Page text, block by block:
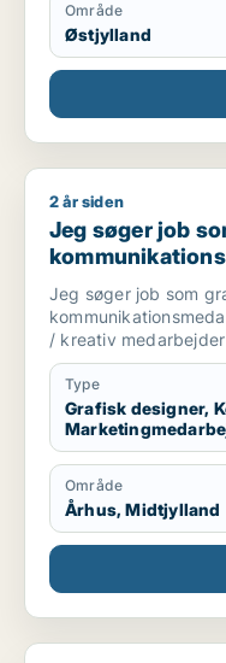
Område
Østjylland
Jeg søger job som
2 år siden
Jeg søger job
medarbejder /
Jeg søger job som
/ kreativ
Type
Grafisk designer,
Område
Århus, Midtjylland